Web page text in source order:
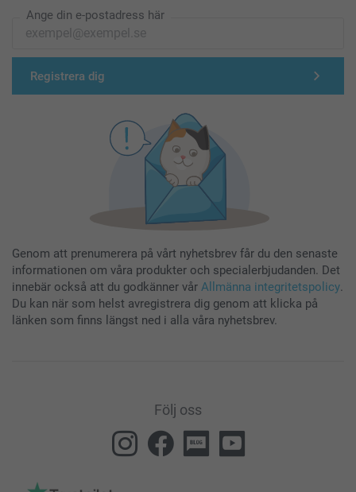
Ange din e-postadress här
Registrera dig
Genom att prenumerera på vårt nyhetsbrev får du den senaste
informationen om våra produkter och specialerbjudanden. Det
innebär också att du godkänner vår Allmänna integritetspolicy.
Du kan när som helst avregistrera dig genom att klicka på
länken som finns längst ned i alla våra nyhetsbrev.
Följ oss